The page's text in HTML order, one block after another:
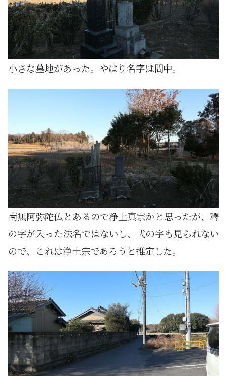
小さな墓地があった。やはり名字は間中。
南無阿弥陀仏とあるので浄土真宗かと思ったが、釋
の字が入った法名ではないし、弌の字も見られない
ので、これは浄土宗であろうと推定した。